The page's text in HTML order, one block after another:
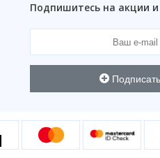
Подпишитесь на акции